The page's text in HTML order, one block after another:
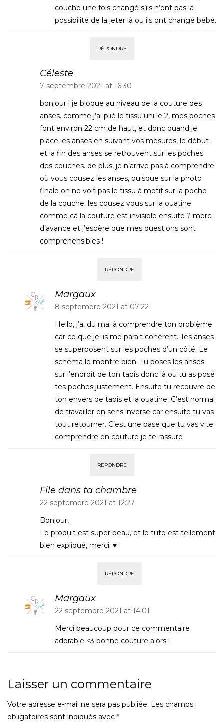
couche une fois changé s’ils n’ont pas la
possibilité de la jeter là ou ils ont changé bébé.
RÉPONDRE
Céleste
7 septembre 2021 at 16:30
bonjour ! je bloque au niveau de la couture des
anses. comme j’ai plié le tissu uni le 2, mes poches
font environ 22 cm de haut, et donc quand je
place les anses en suivant vos mesures, le début
et la fin des anses se retrouvent sur les poches
des couches. de plus, je n’arrive pas à comprendre
où vous cousez les anses, puisque sur la photo
finale on ne voit pas le tissu à motif sur la poche
de la couche. les cousez vous sur la ouatine
comme ca la couture est invisible ensuite ? merci
d’avance et j’espère que mes questions sont
compréhensibles !
RÉPONDRE
Margaux
8 septembre 2021 at 07:22
Hello, j’ai du mal à comprendre ton problème
car ce que je lis me parait cohérent. Tes anses
se superposent sur les poches d’un côté. Le
schéma le montre bien. Tu poses les anses
sur l’endroit de ton tapis donc là ou tu as posé
tes poches justement. Ensuite tu recouvre de
ton envers de tapis et la ouatine. C’est normal
de travailler en sens inverse car ensuite tu vas
tout retourner. C’est une base que tu vas vite
comprendre en couture je te rassure
RÉPONDRE
File dans ta chambre
22 septembre 2021 at 12:27
Bonjour,
Le produit est super beau, et le tuto est tellement
bien expliqué, mercii ♥
RÉPONDRE
Margaux
22 septembre 2021 at 14:01
Merci beaucoup pour ce commentaire
adorable <3 bonne couture alors !
Laisser un commentaire
Votre adresse e-mail ne sera pas publiée. Les champs
obligatoires sont indiqués avec *